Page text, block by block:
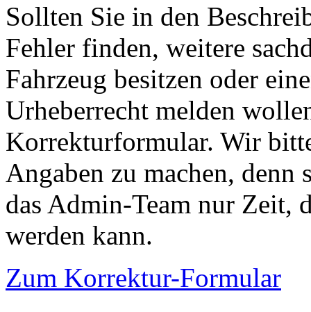
Sollten Sie in den
Fehler finden, weitere
Fahrzeug besitzen oder
Urheberrecht melden
Korrekturformular. Wir
Angaben zu machen,
das Admin-Team nur Zeit,
werden kann.
Zum Korrektur-Formular